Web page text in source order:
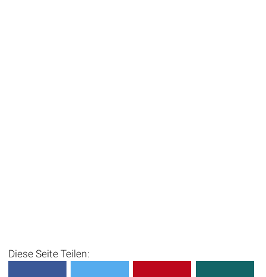
Diese Seite Teilen: